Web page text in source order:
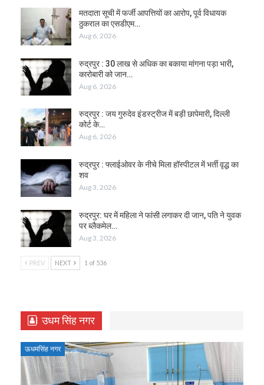
मतदाता सूची में फर्जी आपत्तियों का आरोप, पूर्व विधायक
ठुकराल का एसडीएम…
Aug 6, 2026
रुद्रपुर : 30 लाख से अधिक का बकाया मांगना पड़ा भारी,
कारोबारी को जान…
Aug 6, 2026
रुद्रपुर : जय गुरुदेव इंडस्ट्रीज में बड़ी छापेमारी, दिल्ली
कोर्ट के…
Aug 6, 2026
रुद्रपुर : फ्लाईओवर के नीचे मिला हॉस्पीटल में भर्ती वृद्ध का
शव
Aug 3, 2026
रुद्रपुर: घर में महिला ने फांसी लगाकर दी जान, पति ने युवक
पर ब्लैकमेल…
Aug 3, 2026
PREV NEXT 1 of 536
उधम सिंह नगर
ऊधमसिंह नगर